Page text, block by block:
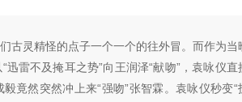
古灵精怪的点子一个一个的往外冒。而作为当
迅雷不及掩耳之势”向王润泽“献吻”，袁咏仪直
竟然突然冲上来“强吻”张智霖。袁咏仪秒变“